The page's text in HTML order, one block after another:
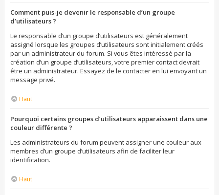
Comment puis-je devenir le responsable d’un groupe
d’utilisateurs ?
Le responsable d’un groupe d’utilisateurs est généralement
assigné lorsque les groupes d’utilisateurs sont initialement créés
par un administrateur du forum. Si vous êtes intéressé par la
création d’un groupe d’utilisateurs, votre premier contact devrait
être un administrateur. Essayez de le contacter en lui envoyant un
message privé.
Haut
Pourquoi certains groupes d’utilisateurs apparaissent dans une
couleur différente ?
Les administrateurs du forum peuvent assigner une couleur aux
membres d’un groupe d’utilisateurs afin de faciliter leur
identification.
Haut